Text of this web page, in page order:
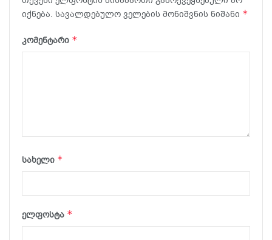
იქნება. სავალდებულო ველების მონიშვნის ნიშანი *
კომენტარი *
სახელი *
ელფოსტა *